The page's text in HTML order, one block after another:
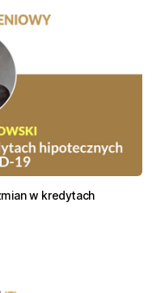
w kredytach